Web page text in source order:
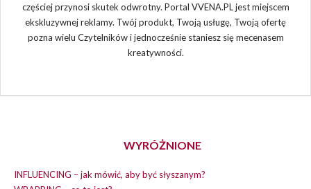
częściej przynosi skutek odwrotny. Portal VVENA.PL jest miejscem
ekskluzywnej reklamy. Twój produkt, Twoją usługę, Twoją ofertę
pozna wielu Czytelników i jednocześnie staniesz się mecenasem
kreatywności.
WYRÓŻNIONE
INFLUENCING – jak mówić, aby być słyszanym?